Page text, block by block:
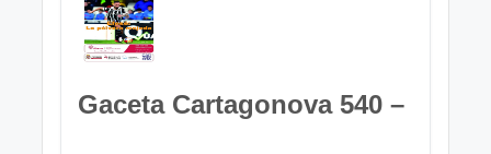
Gaceta Cartagonova 540 –